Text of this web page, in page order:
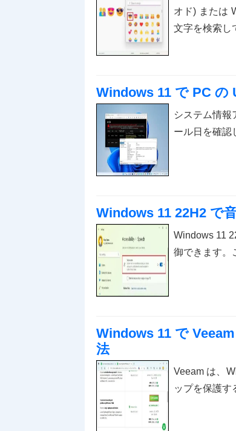
オド) または
文字を検索し
Windows 11 で PC の
システム情報
ール日を確認
Windows 11 22H2 で
Windows 11
御できます。
Windows 11 で
法
Veeam は、
ップを保護す